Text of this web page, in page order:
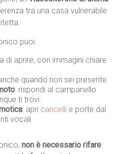
tra una casa vulnerabile
puoi:
di aprire, con immagini chiare
quando non sei presente.
: rispondi al campanello
ti trovi.
: apri cancelli e porte dal
vocali.
non è necessario rifare